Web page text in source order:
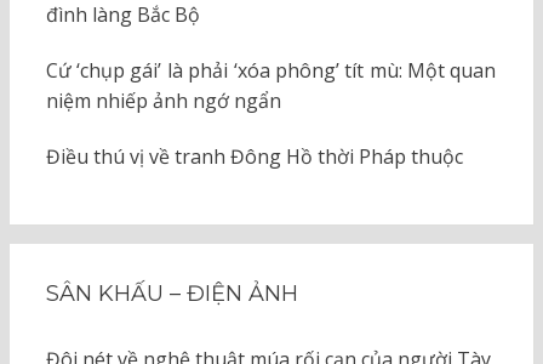
đình làng Bắc Bộ
Cứ ‘chụp gái’ là phải ‘xóa phông’ tít mù: Một quan
niệm nhiếp ảnh ngớ ngẩn
Điều thú vị về tranh Đông Hồ thời Pháp thuộc
SÂN KHẤU – ĐIỆN ẢNH